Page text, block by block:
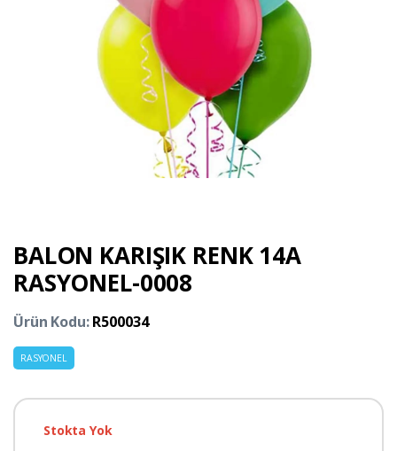
BALON KARIŞIK RENK 14A
RASYONEL-0008
Ürün Kodu:R500034
RASYONEL
Stokta Yok